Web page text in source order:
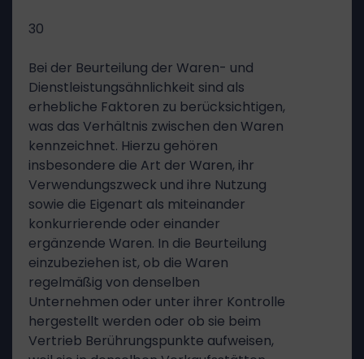
30
Bei der Beurteilung der Waren- und
Dienstleistungsähnlichkeit sind als
erhebliche Faktoren zu berücksichtigen,
was das Verhältnis zwischen den Waren
kennzeichnet. Hierzu gehören
insbesondere die Art der Waren, ihr
Verwendungszweck und ihre Nutzung
sowie die Eigenart als miteinander
konkurrierende oder einander
ergänzende Waren. In die Beurteilung
einzubeziehen ist, ob die Waren
regelmäßig von denselben
Unternehmen oder unter ihrer Kontrolle
hergestellt werden oder ob sie beim
Vertrieb Berührungspunkte aufweisen,